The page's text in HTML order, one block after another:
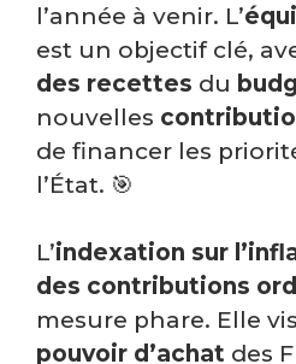
l’année à venir. L’
est un objectif clé,
des recettes du
nouvelles
de financer les
l’État. 🎯
L’indexation sur
des contributions
mesure phare. Elle
pouvoir d’achat des